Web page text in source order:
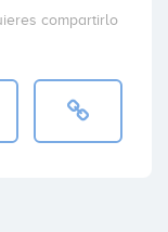
compartirlo